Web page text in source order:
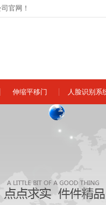
官网！
伸缩平移门 人脸识别系